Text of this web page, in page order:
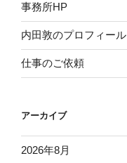
事務所HP
内田敦のプロフィール
仕事のご依頼
アーカイブ
2026年8月